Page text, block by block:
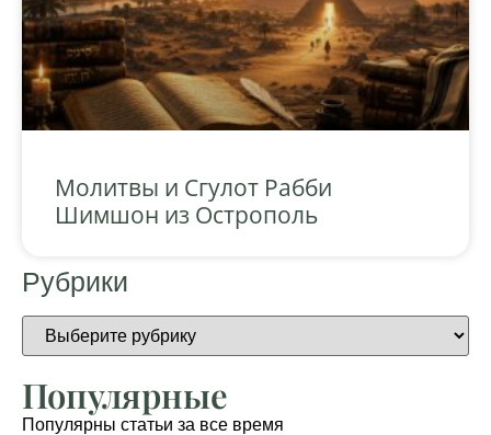
Молитвы и Сгулот Рабби
Шимшон из Острополь
Рубрики
Популярные
Популярны статьи за все время